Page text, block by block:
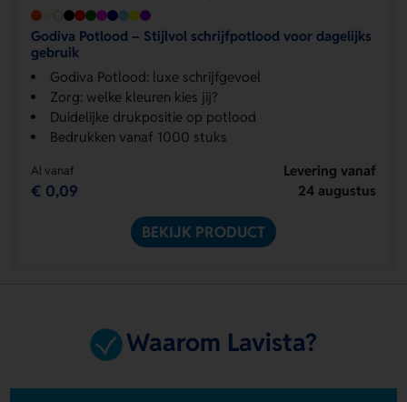
Godiva Potlood – Stijlvol schrijfpotlood voor dagelijks
gebruik
Godiva Potlood: luxe schrijfgevoel
Zorg: welke kleuren kies jij?
Duidelijke drukpositie op potlood
Bedrukken vanaf 1000 stuks
Al vanaf
€ 0,09
Levering vanaf
24 augustus
BEKIJK PRODUCT
Waarom Lavista?